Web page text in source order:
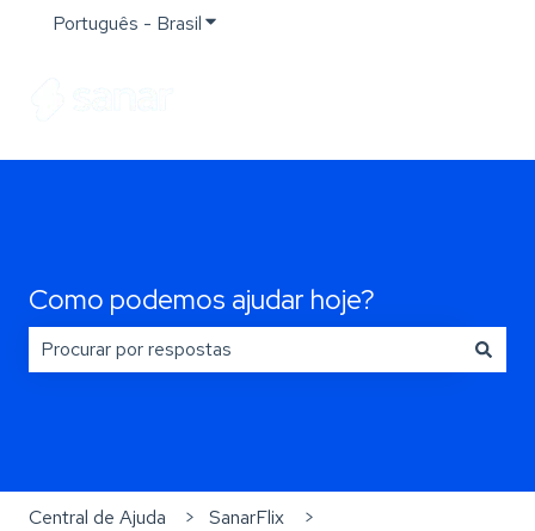
Português - BrasilMostrar submenu para traduções
Como podemos ajudar hoje?
Central de Ajuda SanarFlix